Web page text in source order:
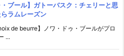
・ブール】ガトーバスク：チェリーと思
ラムレーズン
de beurre】ノワ・ドゥ・ブールがプロ
...